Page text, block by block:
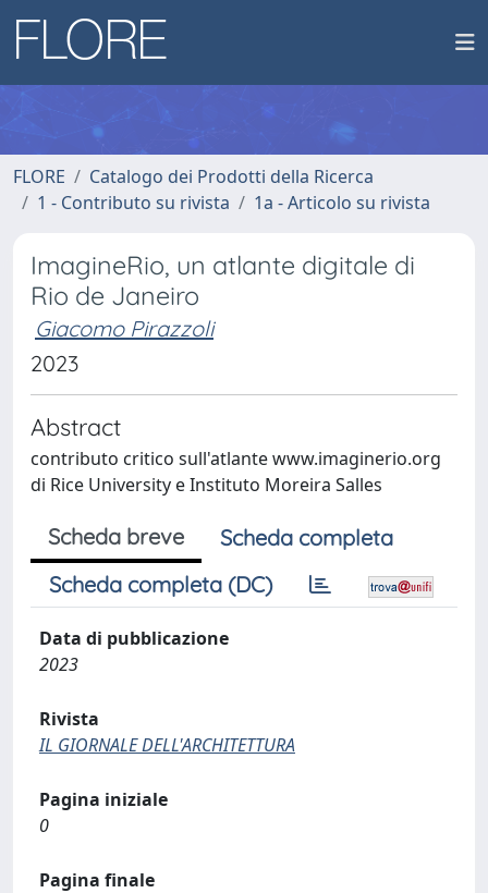
FLORE
Catalogo dei Prodotti della Ricerca
1 - Contributo su rivista
1a - Articolo su rivista
ImagineRio, un atlante digitale di
Rio de Janeiro
Giacomo Pirazzoli
2023
Abstract
contributo critico sull'atlante www.imaginerio.org
di Rice University e Instituto Moreira Salles
Scheda breve
Scheda completa
Scheda completa (DC)
Data di pubblicazione
2023
Rivista
IL GIORNALE DELL'ARCHITETTURA
Pagina iniziale
0
Pagina finale